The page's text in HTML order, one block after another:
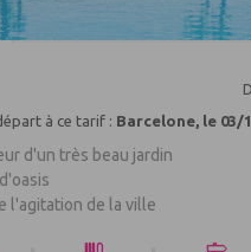
à ce tarif : Barcelone, le 03/
d'un très beau jardin
l'agitation de la ville